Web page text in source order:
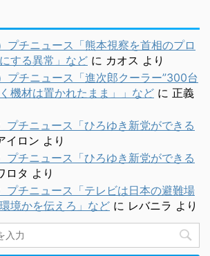
チニュース「熊本視察を首相のプロ
する異常」など に カオス より
チニュース「進次郎クーラー”300台
機材は置かれたまま」」など に 正義
チニュース「ひろゆき新党ができる
イロン より
チニュース「ひろゆき新党ができる
ロタ より
チニュース「テレビは日本の避難場
境かを伝えろ」など に レバニラ より